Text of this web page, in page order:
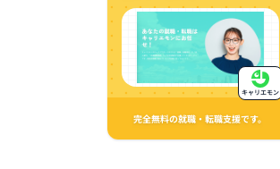
完全無料の就職・転職支援です。
キャリエモン